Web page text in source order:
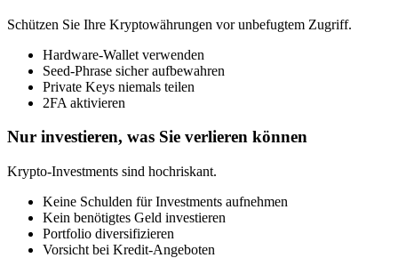
Schützen Sie Ihre Kryptowährungen vor unbefugtem Zugriff.
Hardware-Wallet verwenden
Seed-Phrase sicher aufbewahren
Private Keys niemals teilen
2FA aktivieren
Nur investieren, was Sie verlieren können
Krypto-Investments sind hochriskant.
Keine Schulden für Investments aufnehmen
Kein benötigtes Geld investieren
Portfolio diversifizieren
Vorsicht bei Kredit-Angeboten